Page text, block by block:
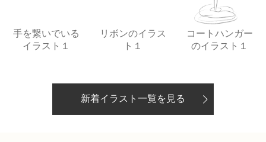
手を繋いでいる
イラスト１
リボンのイラス
ト１
コートハンガー
のイラスト１
新着イラスト一覧を見る